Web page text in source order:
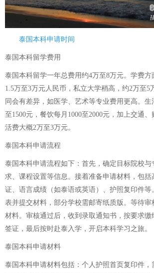
泰国本科申请时间
泰国本科留学费用
泰国本科留学一年总费用约4万至8万元。学费方
1.5万至3万元人民币，私立大学稍高，约2万至5
同会有差异，如医学、艺术等专业费用更高。生
至1500元，餐饮每月1000至2000元，加上交通
活费大概2万至3万元。
泰国本科申请流程
泰国本科申请流程如下：首先，确定目标院校
求、课程设置等信息。接着准备申请材料，包括
证、语言成绩（如泰语或英语）、护照复印件
表并提交材料，部分学校需邮寄纸质版。等待审
材料。审核通过后，收到录取通知书，按要求缴
签证，最后按时赴泰入学，开启本科学习之旅。
泰国本科申请材料
泰国本科申请材料包括：个人护照首页复印件，